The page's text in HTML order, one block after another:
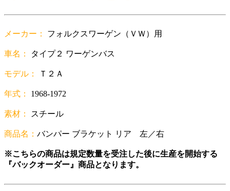
メーカー： フォルクスワーゲン（ＶＷ）用
車名： タイプ２ ワーゲンバス
モデル： Ｔ２Ａ
年式： 1968-1972
素材： スチール
商品名： バンパー ブラケット リア 左／右
※こちらの商品は規定数量を受注した後に生産を開始する
『バックオーダー』商品となります。